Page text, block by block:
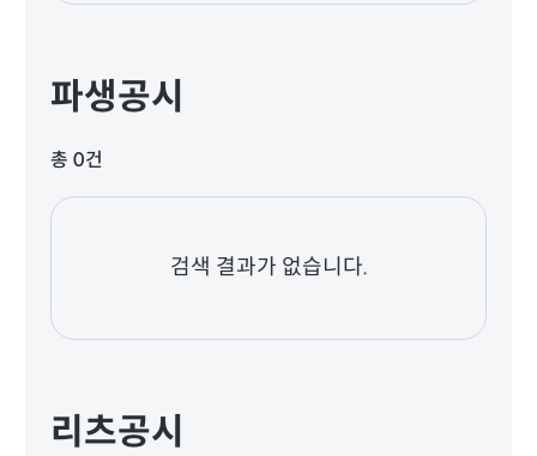
파생공시
총 0건
검색 결과가 없습니다.
리츠공시